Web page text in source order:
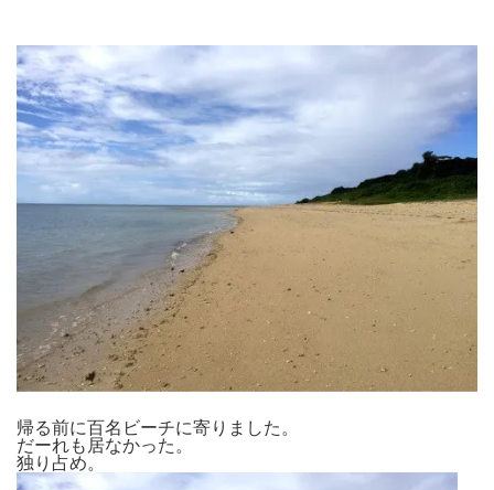
帰る前に百名ビーチに寄りました。
だーれも居なかった。
独り占め。